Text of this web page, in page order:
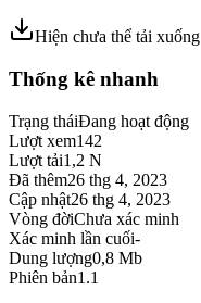
Hiện chưa thể tải xuống
Thống kê nhanh
Trạng tháiĐang hoạt động
Lượt xem142
Lượt tải1,2 N
Đã thêm26 thg 4, 2023
Cập nhật26 thg 4, 2023
Vòng đờiChưa xác minh
Xác minh lần cuối-
Dung lượng0,8 Mb
Phiên bản1.1